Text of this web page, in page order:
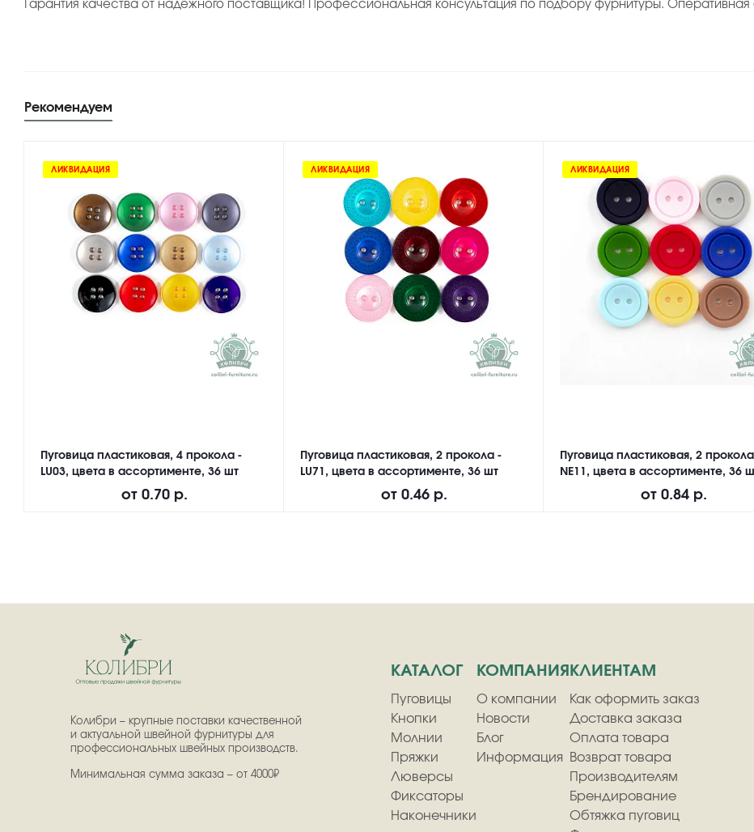
Гарантия качества от надёжного поставщика! Профессиональная консультация по подбору фурнитуры. Оперативная
Рекомендуем
ЛИКВИДАЦИЯ
Пуговица пластиковая, 4 прокола -
LU03, цвета в ассортименте, 36 шт
от 0.70 р.
ЛИКВИДАЦИЯ
Пуговица пластиковая, 2 прокола -
LU71, цвета в ассортименте, 36 шт
от 0.46 р.
ЛИКВИДАЦИЯ
Пуговица пластиковая, 2
NE11, цвета в ассортименте, 36
от 0.84 р.
Колибри – крупные поставки качественной
и актуальной швейной фурнитуры для
профессиональных швейных производств.
Минимальная сумма заказа – от 4000₽
КАТАЛОГ
Пуговицы
Кнопки
Молнии
Пряжки
Люверсы
Фиксаторы
Наконечники
КОМПАНИЯ
О компании
Новости
Блог
Информация
КЛИЕНТАМ
Как оформить заказ
Доставка заказа
Оплата товара
Возврат товара
Производителям
Брендирование
Обтяжка пуговиц